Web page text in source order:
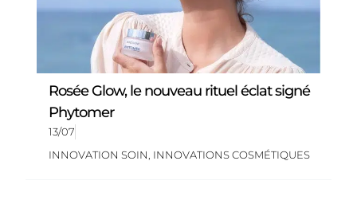
Rosée Glow, le nouveau rituel éclat signé
Phytomer
13/07
INNOVATION SOIN INNOVATIONS COSMÉTIQUES